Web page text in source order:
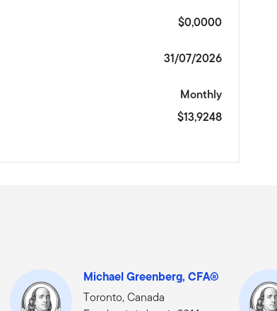
$0,0000
31/07/2026
Monthly
$13,9248
Michael Greenberg, CFA®
Toronto, Canada